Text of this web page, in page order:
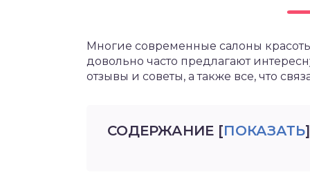
Многие современные салоны
довольно часто предлагают
отзывы и советы, а также все, что
СОДЕРЖАНИЕ [ПОКАЗАТЬ]